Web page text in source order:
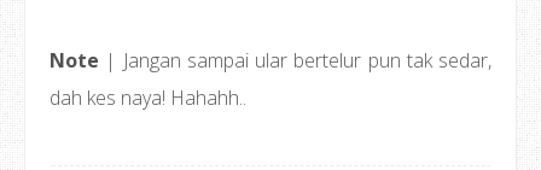
Note | Jangan sampai ular bertelur pun tak sedar,
dah kes naya! Hahahh..